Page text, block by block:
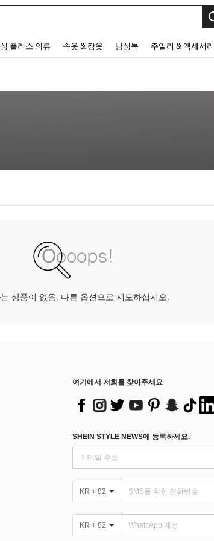
플러스 의류 속옷 & 잠옷 남성복 주얼리 & 액세서리
상품이 없음. 다른 옵션으로 시도하십시오.
여기에서 저희를 찾아주세요
SHEIN STYLE NEWS에 등록하세요.
KR + 82
KR + 82